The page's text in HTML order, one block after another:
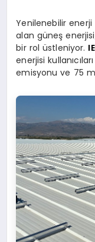
Yenilenebilir enerji
alan güneş
bir rol üstleniyor.
enerjisi
emisyonu ve 75